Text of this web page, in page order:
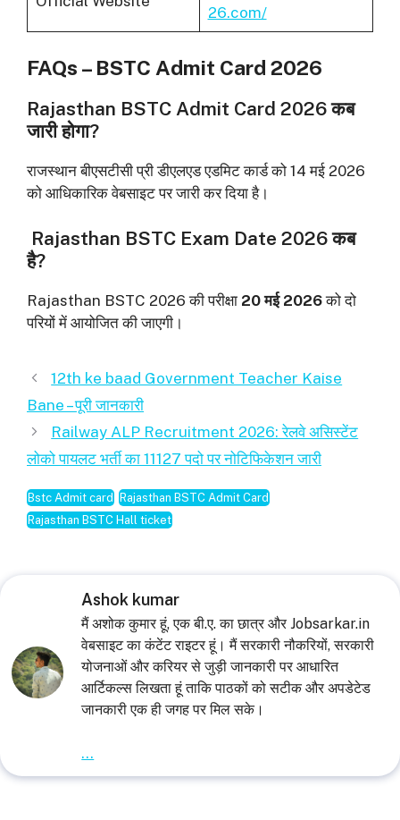
26.com/
FAQs – BSTC Admit Card 2026
Rajasthan BSTC Admit Card 2026 कब
जारी होगा?
राजस्थान बीएसटीसी प्री डीएलएड एडमिट कार्ड को 14 मई 2026
को आधिकारिक वेबसाइट पर जारी कर दिया है।
Rajasthan BSTC Exam Date 2026 कब
है?
Rajasthan BSTC 2026 की परीक्षा 20 मई 2026को दो
परियों में आयोजित की जाएगी।
12th ke baad Government Teacher Kaise
Bane – पूरी जानकारी
Railway ALP Recruitment 2026: रेलवे असिस्टेंट
लोको पायलट भर्ती का 11127 पदो पर नोटिफिकेशन जारी
Bstc Admit card
Rajasthan BSTC Admit Card
Rajasthan BSTC Hall ticket
Ashok kumar
मैं अशोक कुमार हूं, एक बी.ए. का छात्र और Jobsarkar.in
वेबसाइट का कंटेंट राइटर हूं। मैं सरकारी नौकरियों, सरकारी
योजनाओं और करियर से जुड़ी जानकारी पर आधारित
आर्टिकल्स लिखता हूं ताकि पाठकों को सटीक और अपडेटेड
जानकारी एक ही जगह पर मिल सके।
...